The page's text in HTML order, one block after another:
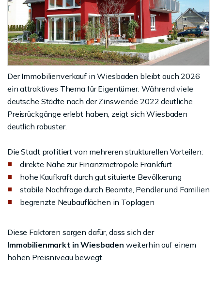
Der Immobilienverkauf in Wiesbaden bleibt auch 2026
ein attraktives Thema für Eigentümer. Während viele
deutsche Städte nach der Zinswende 2022 deutliche
Preisrückgänge erlebt haben, zeigt sich Wiesbaden
deutlich robuster.
Die Stadt profitiert von mehreren strukturellen Vorteilen:
direkte Nähe zur Finanzmetropole Frankfurt
hohe Kaufkraft durch gut situierte Bevölkerung
stabile Nachfrage durch Beamte, Pendler und Familien
begrenzte Neubauflächen in Toplagen
Diese Faktoren sorgen dafür, dass sich der
Immobilienmarkt in Wiesbaden weiterhin auf einem
hohen Preisniveau bewegt.